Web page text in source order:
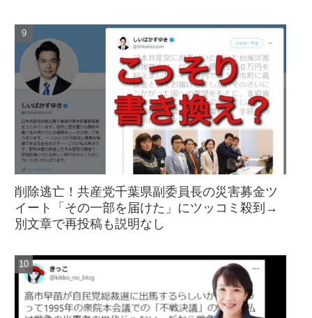
削除逃亡！共産党千葉県副委員長の災害募金ツ
イート「その一部を届けた」にツッコミ殺到→
別文章で再投稿も説明なし